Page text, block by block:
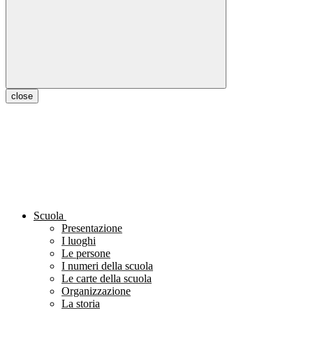
close
Scuola
Presentazione
I luoghi
Le persone
I numeri della scuola
Le carte della scuola
Organizzazione
La storia